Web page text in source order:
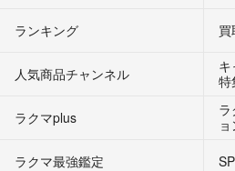
ランキング
人気商品チャンネル
特
ラクマplus
ラクマ最強鑑定